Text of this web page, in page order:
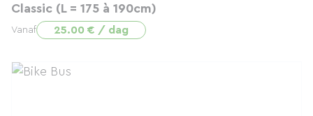
Classic (L = 175 à 190cm)
Vanaf 25.00 € / dag